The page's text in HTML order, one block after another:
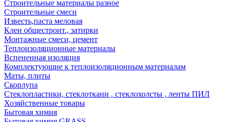
Строительные материалы разное
Строительные смеси
Известь,паста меловая
Клеи общестроит., затирки
Монтажные смеси, цемент
Теплоизоляционные материалы
Вспененная изоляция
Комплектующие к теплоизоляционным материалам
Маты, плиты
Скорлупа
Стеклопластики, стеклоткани , стеклохолсты , ленты ПИЛ
Хозяйственные товары
Бытовая химия